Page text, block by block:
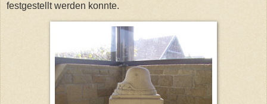
festgestellt werden konnte.